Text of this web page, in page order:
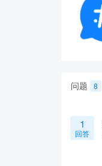
问题 8
1
回答